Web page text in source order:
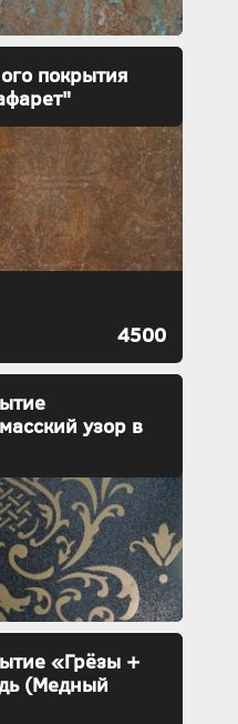
покрытия
4500
узор в
«Грёзы +
(Медный